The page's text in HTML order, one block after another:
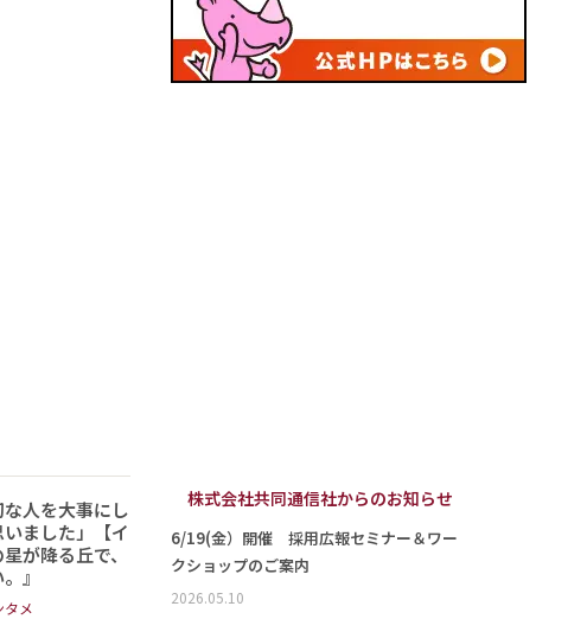
人を大事にし
ました」【イ
が降る丘で、
』
タメ
株式会社共同通信社からのお知らせ
6/19(金）開催 採用広報セミナー＆ワー
クショップのご案内
2026.05.10